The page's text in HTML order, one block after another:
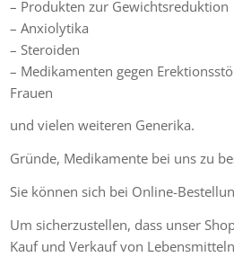
– Produkten zur Gewichtsreduktion
– Anxiolytika
– Steroiden
– Medikamenten gegen
Frauen
und vielen weiteren Generika.
Gründe, Medikamente bei uns zu
Sie können sich bei Online-
Um sicherzustellen, dass unser
Kauf und Verkauf von